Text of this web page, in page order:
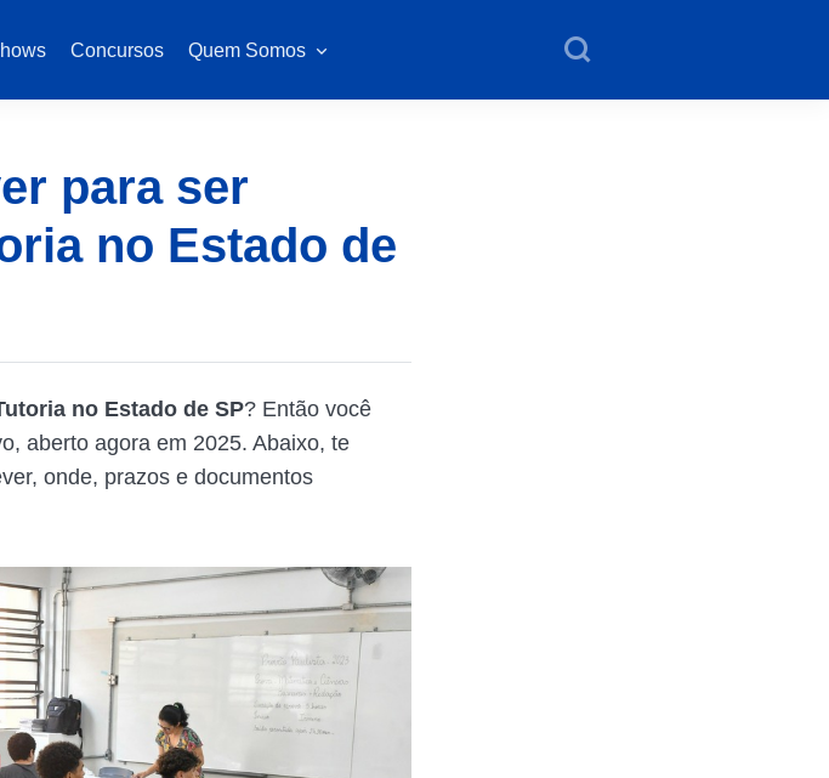
Concursos Quem Somos
para ser
no Estado de
no Estado de SP? Então você
aberto agora em 2025. Abaixo, te
onde, prazos e documentos